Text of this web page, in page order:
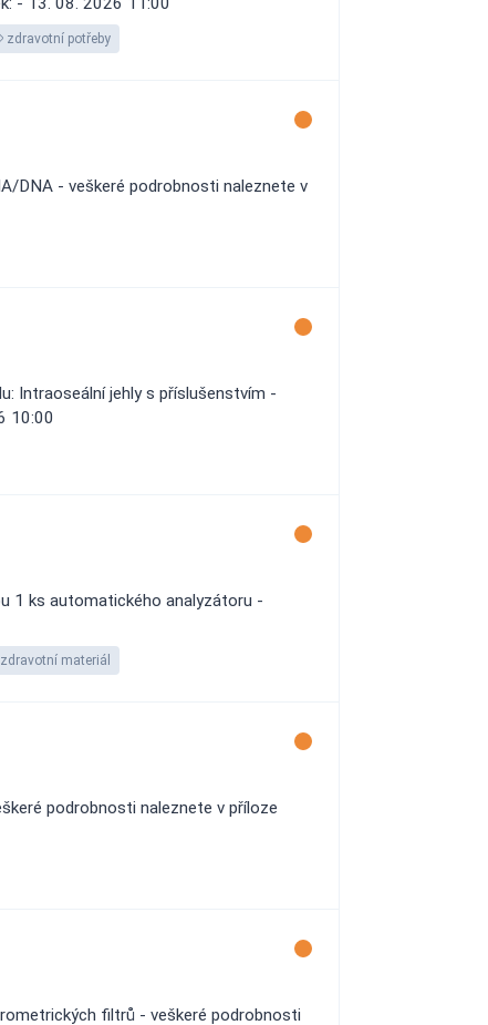
zdravotní potřeby
DNA - veškeré podrobnosti naleznete v
Intraoseální jehly s příslušenstvím -
10:00
1 ks automatického analyzátoru -
zdravotní materiál
podrobnosti naleznete v příloze
filtrů - veškeré podrobnosti